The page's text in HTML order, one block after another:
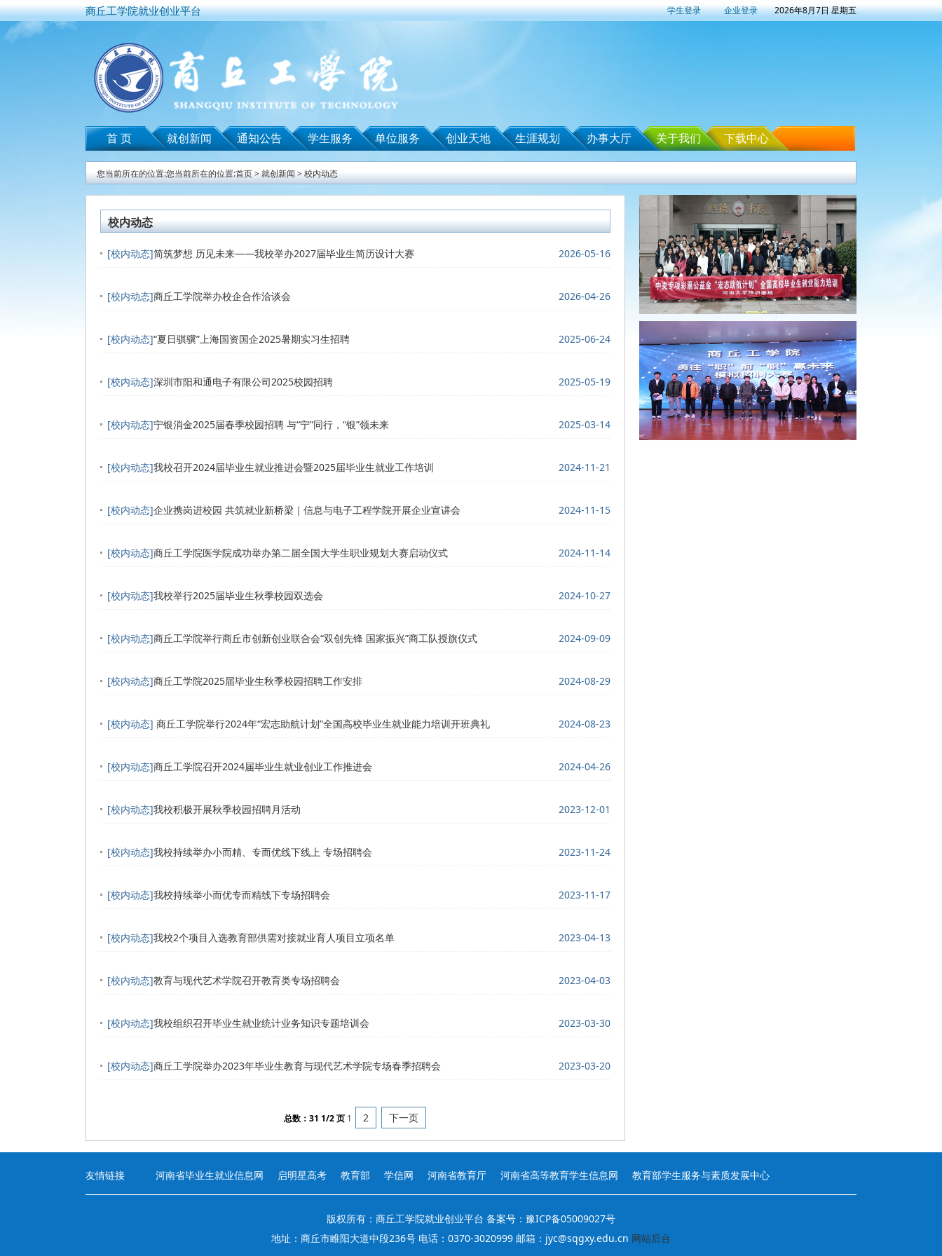
商丘工学院就业创业平台 学生登录 企业登录 2026年8月7日 星期五
首 页 就创新闻 通知公告 学生服务 单位服务 创业天地 生涯规划 办事大厅 关于我们 下载中心
您当前所在的位置:您当前所在的位置:首页 >就创新闻 >校内动态
校内动态
[校内动态]简筑梦想 历见未来——我校举办2027届毕业生简历设计大赛 2026-05-16
[校内动态]商丘工学院举办校企合作洽谈会 2026-04-26
[校内动态]“夏日骐骥”上海国资国企2025暑期实习生招聘 2025-06-24
[校内动态]深圳市阳和通电子有限公司2025校园招聘 2025-05-19
[校内动态]宁银消金2025届春季校园招聘 与“宁”同行，“银”领未来 2025-03-14
[校内动态]我校召开2024届毕业生就业推进会暨2025届毕业生就业工作培训 2024-11-21
[校内动态]企业携岗进校园 共筑就业新桥梁｜信息与电子工程学院开展企业宣讲会 2024-11-15
[校内动态]商丘工学院医学院成功举办第二届全国大学生职业规划大赛启动仪式 2024-11-14
[校内动态]我校举行2025届毕业生秋季校园双选会 2024-10-27
[校内动态]商丘工学院举行商丘市创新创业联合会“双创先锋 国家振兴”商工队授旗仪式 2024-09-09
[校内动态]商丘工学院2025届毕业生秋季校园招聘工作安排 2024-08-29
[校内动态] 商丘工学院举行2024年“宏志助航计划”全国高校毕业生就业能力培训开班典礼 2024-08-23
[校内动态]商丘工学院召开2024届毕业生就业创业工作推进会 2024-04-26
[校内动态]我校积极开展秋季校园招聘月活动 2023-12-01
[校内动态]我校持续举办小而精、专而优线下线上 专场招聘会 2023-11-24
[校内动态]我校持续举小而优专而精线下专场招聘会 2023-11-17
[校内动态]我校2个项目入选教育部供需对接就业育人项目立项名单 2023-04-13
[校内动态]教育与现代艺术学院召开教育类专场招聘会 2023-04-03
[校内动态]我校组织召开毕业生就业统计业务知识专题培训会 2023-03-30
[校内动态]商丘工学院举办2023年毕业生教育与现代艺术学院专场春季招聘会 2023-03-20
总数：31 1/2 页 1 2 下一页
友情链接 河南省毕业生就业信息网 启明星高考 教育部 学信网 河南省教育厅 河南省高等教育学生信息网 教育部学生服务与素质发展中心
版权所有：商丘工学院就业创业平台 备案号：豫ICP备05009027号
地址：商丘市睢阳大道中段236号 电话：0370-3020999 邮箱：jyc@sqgxy.edu.cn 网站后台